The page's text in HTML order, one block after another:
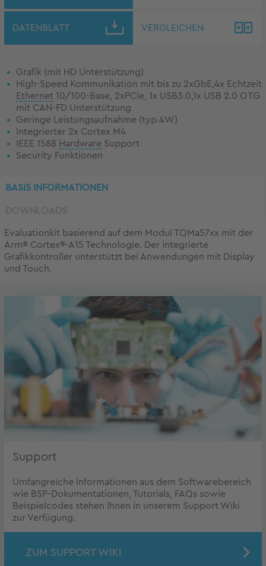
DATENBLATT VERGLEICHEN
Grafik (mit HD Unterstützung)
High-Speed Kommunikation mit bis zu 2xGbE,4x Echtzeit
Ethernet 10/100-Base, 2xPCIe, 1x USB3.0,1x USB 2.0 OTG
mit CAN-FD Unterstützung
Geringe Leistungsaufnahme (typ.4W)
Integrierter 2x Cortex M4
IEEE 1588 Hardware Support
Security Funktionen
BASIS INFORMATIONEN
Evaluationkit basierend auf dem Modul TQMa57xx mit der
Arm® Cortex®-A15 Technologie. Der integrierte
Grafikkontroller unterstützt bei Anwendungen mit Display
und Touch.
Support
Umfangreiche Informationen aus dem Softwarebereich
wie BSP-Dokumentationen, Tutorials, FAQs sowie
Beispielcodes stehen Ihnen in unserem Support Wiki
zur Verfügung.
ZUM SUPPORT WIKI